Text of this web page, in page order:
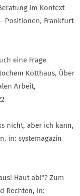
im Kontext
Positionen, Frankfurt
eine Frage
Kotthaus, Über
Arbeit,
nicht, aber ich kann,
in: systemagazin
Haut ab!“? Zum
Rechten, in: